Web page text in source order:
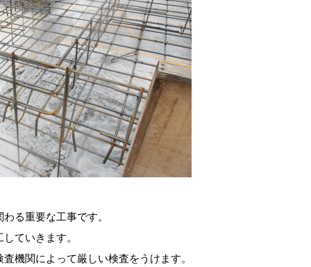
る重要な工事です。
ていきます。
機関によって厳しい検査をうけます。